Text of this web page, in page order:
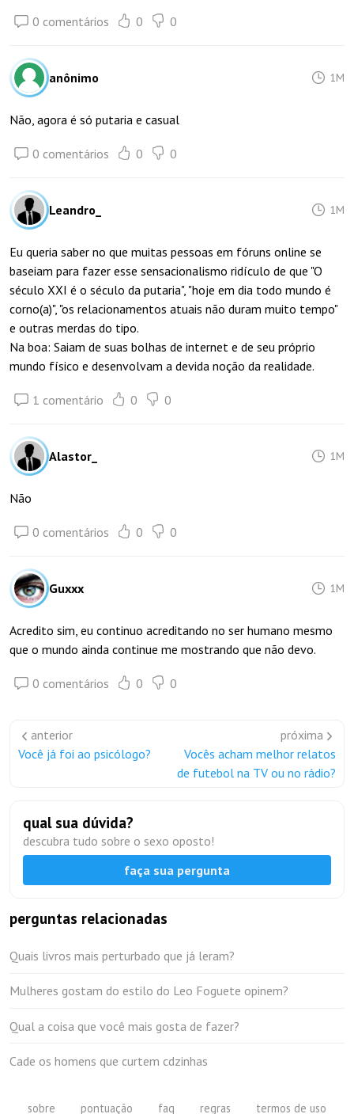
0 comentários 0 0
anônimo 1M
Não, agora é só putaria e casual
0 comentários 0 0
Leandro_ 1M
Eu queria saber no que muitas pessoas em fóruns online se
baseiam para fazer esse sensacionalismo ridículo de que "O
século XXI é o século da putaria", "hoje em dia todo mundo é
corno(a)", "os relacionamentos atuais não duram muito tempo"
e outras merdas do tipo.
Na boa: Saiam de suas bolhas de internet e de seu próprio
mundo físico e desenvolvam a devida noção da realidade.
1 comentário 0 0
Alastor_ 1M
Não
0 comentários 0 0
Guxxx 1M
Acredito sim, eu continuo acreditando no ser humano mesmo
que o mundo ainda continue me mostrando que não devo.
0 comentários 0 0
anterior
Você já foi ao psicólogo?
próxima
Vocês acham melhor relatos
de futebol na TV ou no rádio?
qual sua dúvida?
descubra tudo sobre o sexo oposto!
faça sua pergunta
perguntas relacionadas
Quais livros mais perturbado que já leram?
Mulheres gostam do estilo do Leo Foguete opinem?
Qual a coisa que você mais gosta de fazer?
Cade os homens que curtem cdzinhas
sobre pontuação faq regras termos de uso